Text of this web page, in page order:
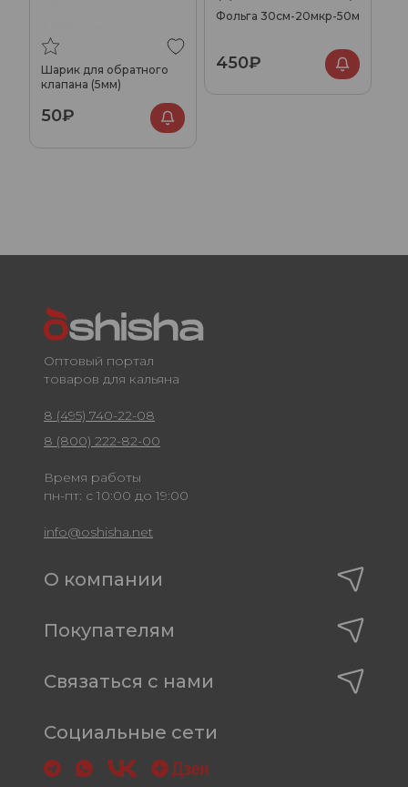
Шарик для обратного
клапана (5мм)
50₽
Фольга 30см-20мкр-50м
450₽
Оптовый портал
товаров для кальяна
8 (495) 740-22-08
8 (800) 222-82-00
Время работы
пн-пт: с 10:00 до 19:00
info@oshisha.net
О компании
Покупателям
Связаться с нами
Социальные сети